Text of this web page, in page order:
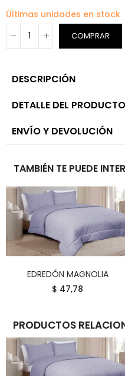
Últimas unidades en stock
COMPRAR
DESCRIPCIÓN
DETALLE DEL PRODUCTO
ENVÍO Y DEVOLUCIÓN
TAMBIÉN TE PUEDE
COMPRAR
EDREDÓN MAGNOLIA
$ 47,78
PRODUCTOS